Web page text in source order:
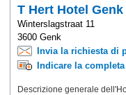
T Hert Hotel Genk
Winterslagstraat 11
3600 Genk
Invia la richiesta di
Indicare la
Descrizione generale